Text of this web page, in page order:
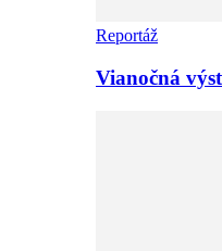
Reportáž
Vianočná